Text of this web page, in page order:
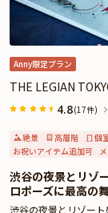
Anny限定プラン
THE LEGIAN
4.8(17件)
絶景 高層階 個
お祝いアイテム追加可
渋谷の夜景とリゾ
ロポーズに最高の
渋谷の夜景とリゾー